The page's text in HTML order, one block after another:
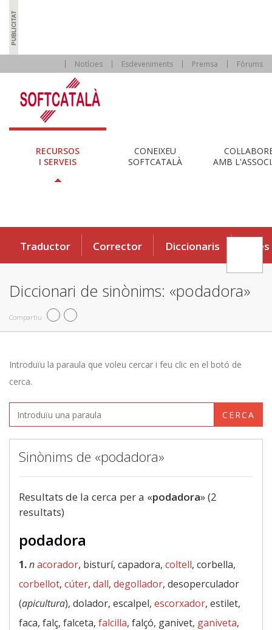
Notícies Esdeveniments Premsa Fòrums
RECURSOS
I SERVEIS
CONEIXEU
SOFTCATALÀ
AMB
Traductor Corrector Diccionaris Eines
Diccionari de sinònims: «podadora»
Compartiu
Introduïu la paraula que voleu cercar i feu clic en el botó de
cerca.
CERCA
Sinònims de «podadora»
Resultats de la cerca per a «podadora» (2
resultats)
podadora
1.nacorador, bisturí, capadora, coltell, corbella,
corbellot, cúter, dall, degollador, desoperculador
(apicultura), dolador, escalpel, escorxador, estilet,
faca, falç, falceta, falcilla, falçó, ganivet, ganiveta,